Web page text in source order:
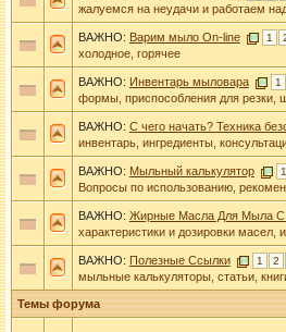
жалуемся на неудачи и работаем
ВАЖНО: Варим мыло On-line 1
холодное, горячее
ВАЖНО: Инвентарь мыловара 1
формы, приспособления для резки,
ВАЖНО: С чего начать? Техника
инвентарь, ингредиенты,
ВАЖНО: Мыльный калькулятор 1
Вопросы по использованию,
ВАЖНО: Жирные Масла Для Мыла С
характеристики и дозировки
ВАЖНО: Полезные Ссылки 1 2
мыльные калькуляторы, статьи,
Темы форума